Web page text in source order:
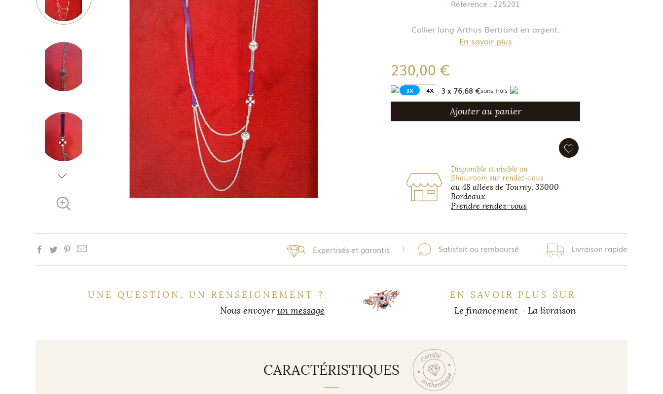
Référence : 225201
Collier long Arthus Bertrand en argent.
En savoir plus
230,00 €
3X 4X 3 x 76,68 €sans frais
Ajouter au panier
Disponible et visible au
Showroom sur rendez-vous
au 48 allées de Tourny, 33000
Bordeaux
Prendre rendez-vous
Expertisés et garantis Satisfait ou remboursé Livraison rapide
UNE QUESTION, UN RENSEIGNEMENT ?
Nous envoyerun message
EN SAVOIR PLUS SUR
Le financement
La livraison
CARACTÉRISTIQUES